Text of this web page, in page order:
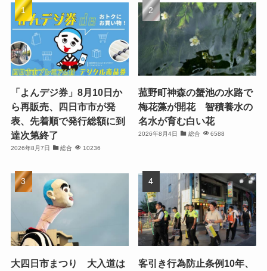
「よんデジ券」8月10日か
ら再販売、四日市市が発
表、先着順で発行総額に到
達次第終了
2026年8月7日 総合 10236
菰野町神森の蟹池の水路で
梅花藻が開花 智積養水の
名水が育む白い花
2026年8月4日 総合 6588
大四日市まつり 大入道は
客引き行為防止条例10年、